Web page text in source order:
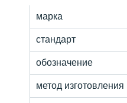
марка
стандарт
обозначение
метод изготовления